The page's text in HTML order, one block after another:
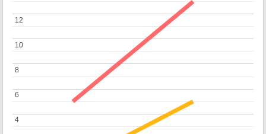
4
4
6
6
8
8
10
10
12
12